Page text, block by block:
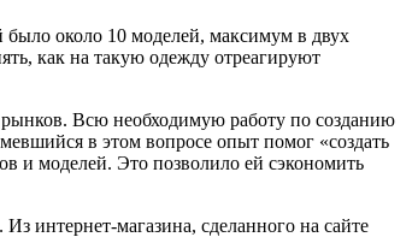
около 10 моделей, максимум в двух
как на такую одежду отреагируют
рынков. Всю необходимую работу по созданию
в этом вопросе опыт помог «создать
и моделей. Это позволило ей сэкономить
интернет-магазина, сделанного на сайте